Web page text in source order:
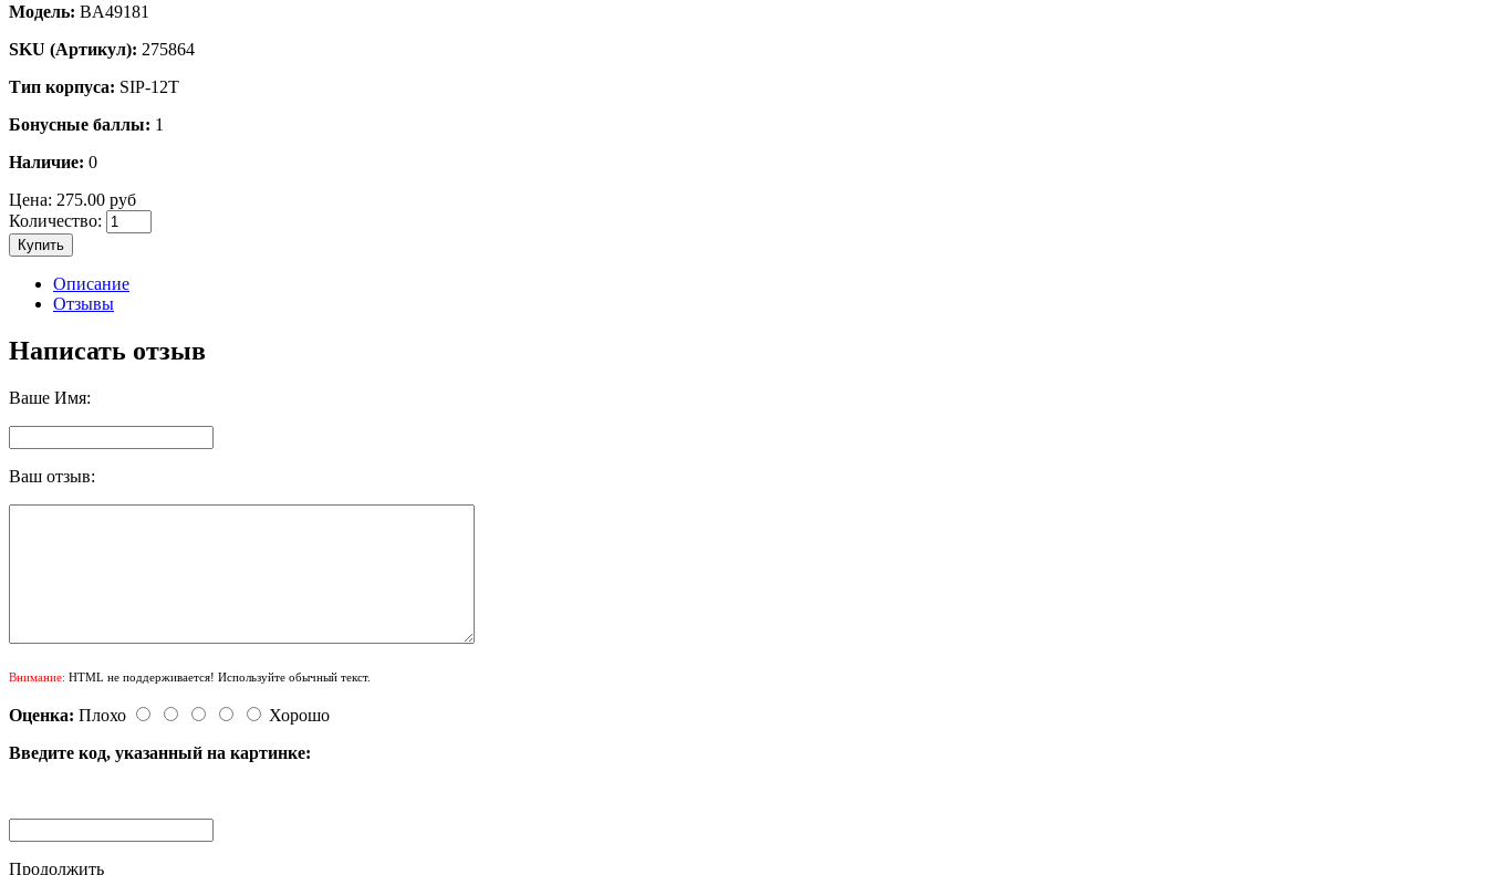
Модель: BA49181
SKU (Артикул): 275864
Тип корпуса: SIP-12T
Бонусные баллы: 1
Наличие: 0
Цена: 275.00 руб
Количество:
Купить
Описание
Отзывы
Написать отзыв
Ваше Имя:
Ваш отзыв:
Внимание: HTML не поддерживается! Используйте обычный текст.
Оценка: Плохо
Хорошо
Введите код, указанный на картинке:
Продолжить